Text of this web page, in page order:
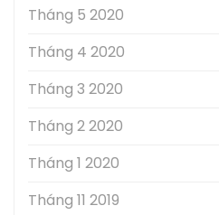
Tháng 5 2020
Tháng 4 2020
Tháng 3 2020
Tháng 2 2020
Tháng 1 2020
Tháng 11 2019